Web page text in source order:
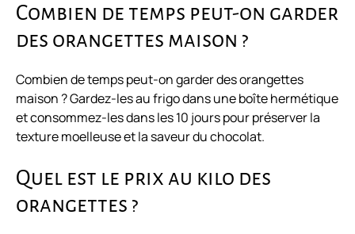
Combien de temps peut-on garder
des orangettes maison ?
Combien de temps peut-on garder des orangettes
maison ? Gardez-les au frigo dans une boîte hermétique
et consommez-les dans les 10 jours pour préserver la
texture moelleuse et la saveur du chocolat.
Quel est le prix au kilo des
orangettes ?